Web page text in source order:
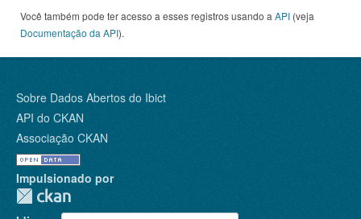
Você também pode ter acesso a esses registros usando a API (veja
Documentação da API).
Sobre Dados Abertos do Ibict
API do CKAN
Associação CKAN
Impulsionado por